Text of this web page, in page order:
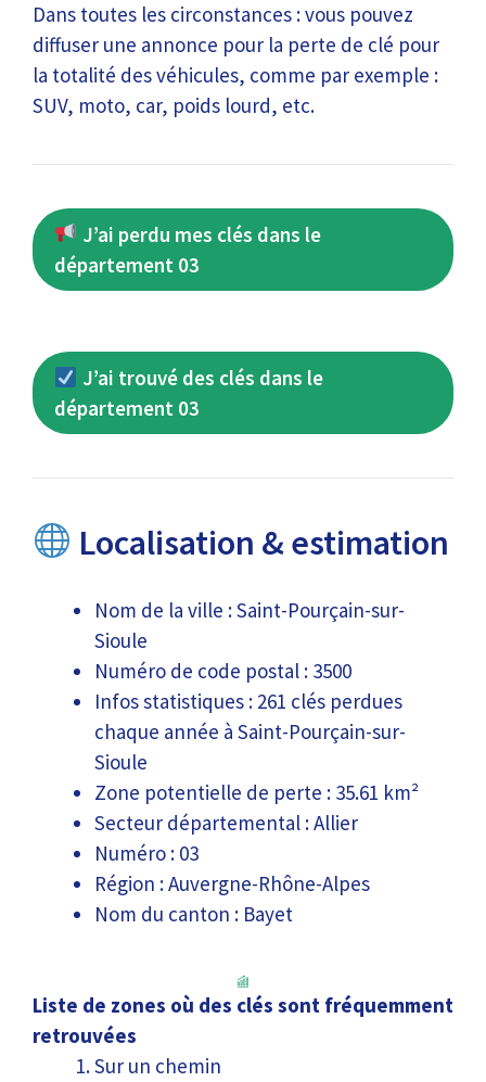
Dans toutes les circonstances : vous pouvez
diffuser une annonce pour la perte de clé pour
la totalité des véhicules, comme par exemple :
SUV, moto, car, poids lourd, etc.
J’ai perdu mes clés dans le
département 03
J’ai trouvé des clés dans le
département 03
Localisation & estimation
Nom de la ville : Saint-Pourçain-sur-
Sioule
Numéro de code postal : 3500
Infos statistiques : 261 clés perdues
chaque année à Saint-Pourçain-sur-
Sioule
Zone potentielle de perte : 35.61 km²
Secteur départemental : Allier
Numéro : 03
Région : Auvergne-Rhône-Alpes
Nom du canton : Bayet
Liste de zones où des clés sont fréquemment
retrouvées
Sur un chemin